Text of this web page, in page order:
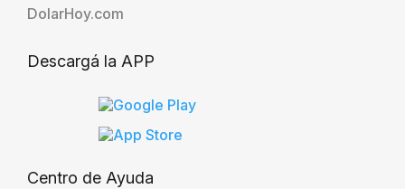
DolarHoy.com
Descargá la APP
Centro de Ayuda